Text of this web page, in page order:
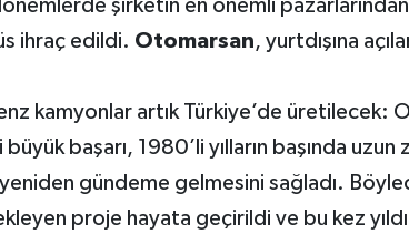
şirketin en önemli
ihraç edildi. Otomarsan, yurtdışına
kamyonlar artık Türkiye’de üretilecek:
başarı, 1980’li yılların başında uzun
gündeme gelmesini sağladı.
proje hayata geçirildi ve bu kez